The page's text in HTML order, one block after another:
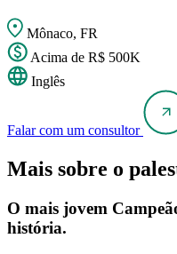
Mônaco, FR
Acima de R$ 500K
Inglês
Falar com um consultor
Mais sobre o
O mais jovem
história.